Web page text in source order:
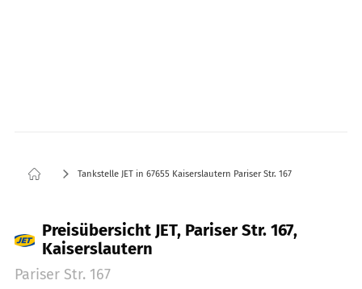
Tankstelle JET in 67655 Kaiserslautern Pariser Str. 167
Preisübersicht JET, Pariser Str. 167,
Kaiserslautern
Pariser Str. 167